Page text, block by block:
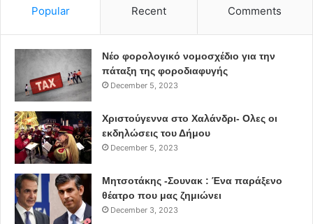
Popular Recent Comments
Νέο φορολογικό νομοσχέδιο για την
πάταξη της φοροδιαφυγής
December 5, 2023
Χριστούγεννα στο Χαλάνδρι- Ολες οι
εκδηλώσεις του Δήμου
December 5, 2023
Μητσοτάκης -Σουνακ : Ένα παράξενο
θέατρο που μας ζημιώνει
December 3, 2023